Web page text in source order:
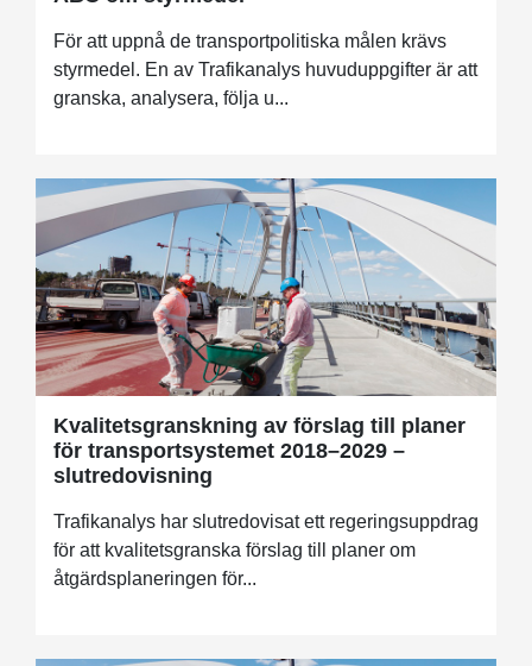
För att uppnå de transportpolitiska målen krävs
styrmedel. En av Trafikanalys huvuduppgifter är att
granska, analysera, följa u...
Kvalitetsgranskning av förslag till planer
för transportsystemet 2018–2029 –
slutredovisning
Trafikanalys har slutredovisat ett regeringsuppdrag
för att kvalitetsgranska förslag till planer om
åtgärdsplaneringen för...